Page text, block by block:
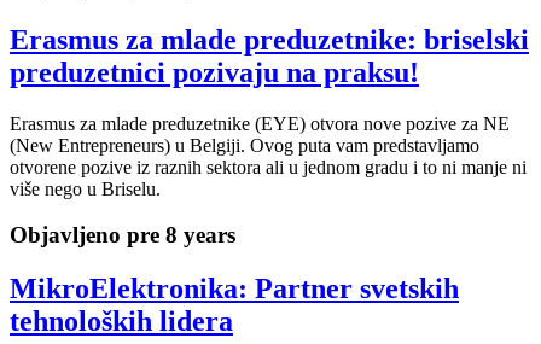
Erasmus za mlade preduzetnike: briselski
preduzetnici pozivaju na praksu!
Erasmus za mlade preduzetnike (EYE) otvora nove pozive za NE
(New Entrepreneurs) u Belgiji. Ovog puta vam predstavljamo
otvorene pozive iz raznih sektora ali u jednom gradu i to ni manje ni
više nego u Briselu.
Objavljeno pre 8 years
MikroElektronika: Partner svetskih
tehnoloških lidera